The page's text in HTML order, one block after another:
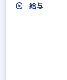
給与